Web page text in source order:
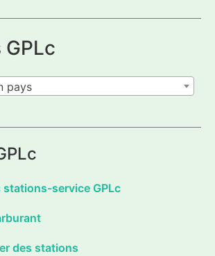
pays
stations-service GPLc
des stations